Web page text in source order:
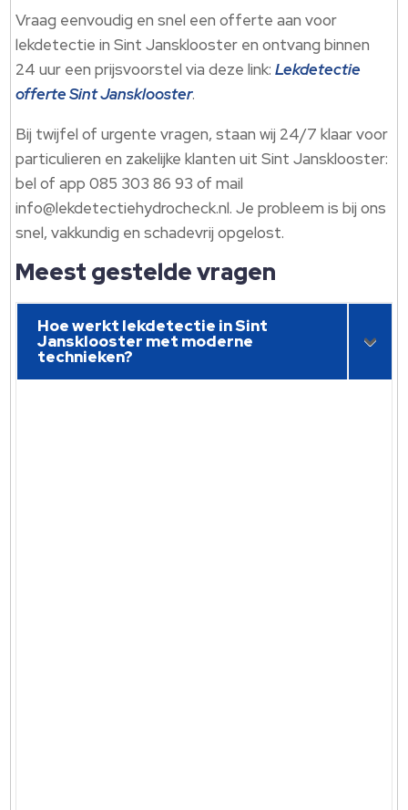
Vraag eenvoudig en snel een offerte aan voor
lekdetectie in Sint Jansklooster en ontvang binnen
24 uur een prijsvoorstel via deze link:Lekdetectie
offerte Sint Jansklooster.​
Bij twijfel of urgente vragen, staan wij 24/7 klaar voor
particulieren en zakelijke klanten uit Sint Jansklooster:
bel of app 085 303 86 93 of mail
info@lekdetectiehydrocheck.​nl.​ Je probleem is bij ons
snel, vakkundig en schadevrij opgelost.​
Meest gestelde vragen
Hoe werkt lekdetectie in Sint
Jansklooster met moderne
technieken?